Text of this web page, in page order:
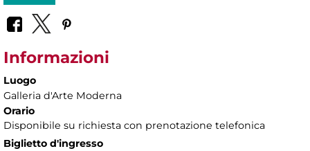
Informazioni
Luogo
Galleria d'Arte Moderna
Orario
Disponibile su richiesta con prenotazione telefonica
Biglietto d'ingresso